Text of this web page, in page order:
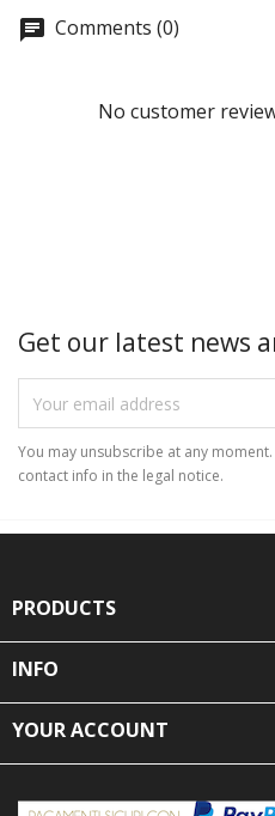
Comments (0)
No customer
Get our latest news
You may unsubscribe at any
contact info in the legal notice.
PRODUCTS
INFO
YOUR ACCOUNT